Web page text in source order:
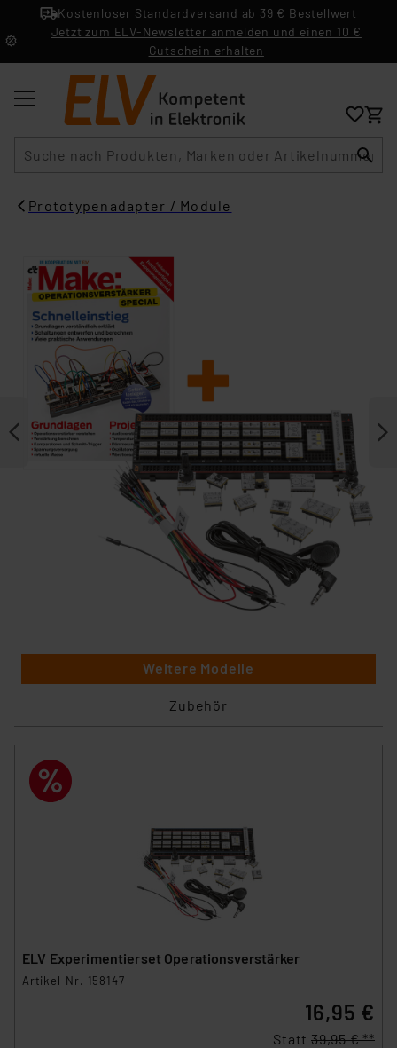
Kostenloser Standardversand ab 39 € Bestellwert
Jetzt zum ELV-Newsletter anmelden und einen 10 €
Gutschein erhalten
Prototypenadapter / Module
Weitere Modelle
Zubehör
ELV Experimentierset Operationsverstärker
Artikel-Nr. 158147
16,95 €
Statt 39,95 € **